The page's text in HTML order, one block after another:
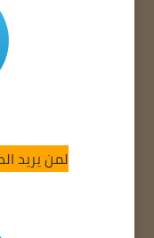
لمن يريد